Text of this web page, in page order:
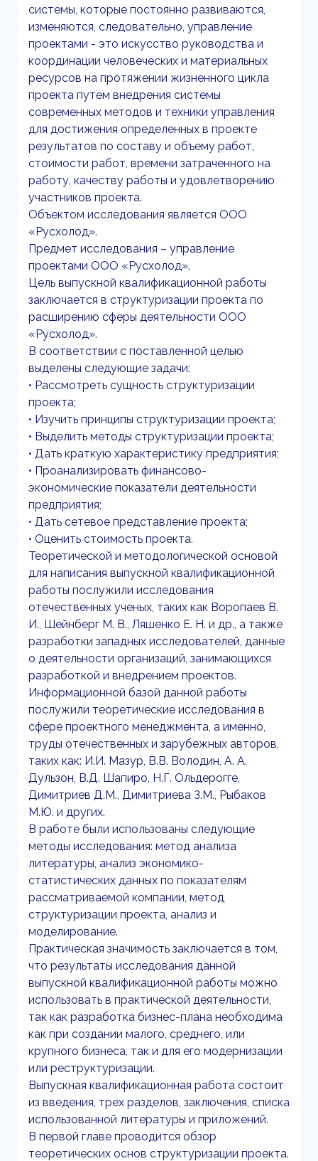
системы, которые постоянно развиваются,
изменяются, следовательно, управление
проектами - это искусство руководства и
координации человеческих и материальных
ресурсов на протяжении жизненного цикла
проекта путем внедрения системы
современных методов и техники управления
для достижения определенных в проекте
результатов по составу и объему работ,
стоимости работ, времени затраченного на
работу, качеству работы и удовлетворению
участников проекта.
Объектом исследования является ООО
«Русхолод».
Предмет исследования – управление
проектами ООО «Русхолод».
Цель выпускной квалификационной работы
заключается в структуризации проекта по
расширению сферы деятельности ООО
«Русхолод».
В соответствии с поставленной целью
выделены следующие задачи:
• Рассмотреть сущность структуризации
проекта;
• Изучить принципы структуризации проекта;
• Выделить методы структуризации проекта;
• Дать краткую характеристику предприятия;
• Проанализировать финансово-
экономические показатели деятельности
предприятия;
• Дать сетевое представление проекта;
• Оценить стоимость проекта.
Теоретической и методологической основой
для написания выпускной квалификационной
работы послужили исследования
отечественных ученых, таких как Воропаев В.
И., Шейнберг М. В., Ляшенко Е. Н. и др., а также
разработки западных исследователей, данные
о деятельности организаций, занимающихся
разработкой и внедрением проектов.
Информационной базой данной работы
послужили теоретические исследования в
сфере проектного менеджмента, а именно,
труды отечественных и зарубежных авторов,
таких как: И.И. Мазур, В.В. Володин, А. А.
Дульзон, В.Д. Шапиро, Н.Г. Ольдерогге,
Димитриев Д.М., Димитриева З.М., Рыбаков
М.Ю. и других.
В работе были использованы следующие
методы исследования: метод анализа
литературы, анализ экономико-
статистических данных по показателям
рассматриваемой компании, метод
структуризации проекта, анализ и
моделирование.
Практическая значимость заключается в том,
что результаты исследования данной
выпускной квалификационной работы можно
использовать в практической деятельности,
так как разработка бизнес-плана необходима
как при создании малого, среднего, или
крупного бизнеса, так и для его модернизации
или реструктуризации.
Выпускная квалификационная работа состоит
из введения, трех разделов, заключения, списка
использованной литературы и приложений.
В первой главе проводится обзор
теоретических основ структуризации проекта.